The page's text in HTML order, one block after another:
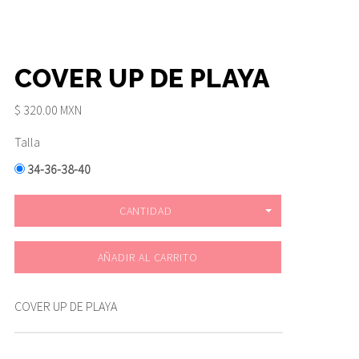
COVER UP DE PLAYA
$ 320.00 MXN
Talla
34-36-38-40
CANTIDAD
AÑADIR AL CARRITO
COVER UP DE PLAYA